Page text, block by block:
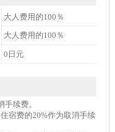
大人费用的100％
大人费用的100％
0日元
续费。
宿费的20%作为取消手续